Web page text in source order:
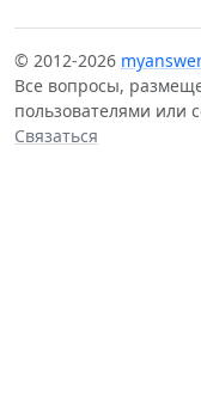
© 2012-2026
Все вопросы,
пользователями или
Связаться